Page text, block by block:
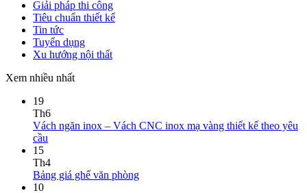
Giải pháp thi công
Tiêu chuẩn thiết kế
Tin tức
Tuyển dụng
Xu hướng nội thất
Xem nhiều nhất
19
Th6
Vách ngăn inox – Vách CNC inox mạ vàng thiết kế theo yêu
cầu
15
Th4
Bảng giá ghế văn phòng
10